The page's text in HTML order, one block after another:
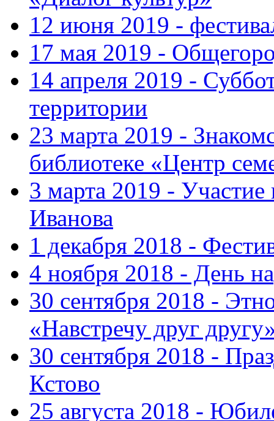
12 июня 2019 -
17 мая 2019 -
14 апреля 2019 -
территории
23 марта 2019 -
библиотеке «Центр
3 марта 2019 -
Иванова
1 декабря 2018 -
4 ноября 2018 - День
30 сентября 2018 -
«Навстречу друг
30 сентября 2018 -
Кстово
25 августа 2018 -